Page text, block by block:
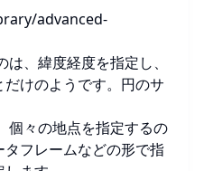
advanced-
、緯度経度を指定し、
けのようです。円のサ
個々の地点を指定するの
フレームなどの形で指